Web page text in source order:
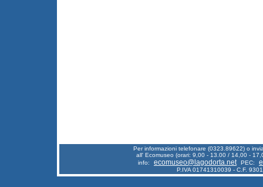
Per informazioni telefonare (0323.89622) o
all' Ecomuseo (orari: 9,00 - 13.00 / 14,00 -
info:
ecomuseo@lagodorta.net PEC:
P.IVA 01741310039 - C.F.